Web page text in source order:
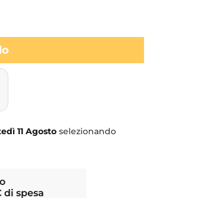
11 Agosto selezionando
di spesa